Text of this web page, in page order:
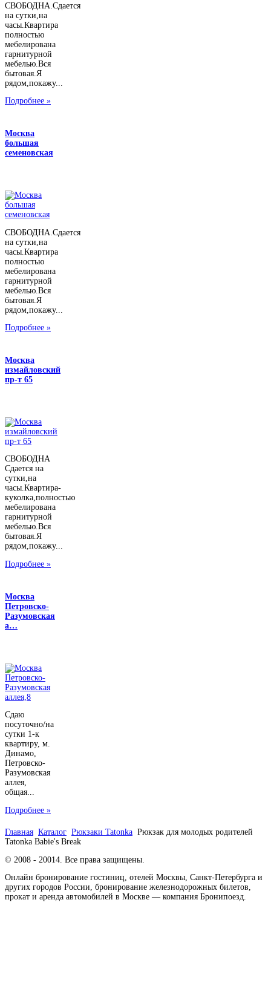
СВОБОДНА.Сдается
на сутки,на
часы.Квартира
полностью
мебелирована
гарнитурной
мебелью.Вся
бытовая.Я
рядом,покажу...
Подробнее »
Москва
большая
семеновская
СВОБОДНА.Сдается
на сутки,на
часы.Квартира
полностью
мебелирована
гарнитурной
мебелью.Вся
бытовая.Я
рядом,покажу...
Подробнее »
Москва
измайловский
пр-т 65
СВОБОДНА
Сдается на
сутки,на
часы.Квартира-
куколка,полностью
мебелирована
гарнитурной
мебелью.Вся
бытовая.Я
рядом,покажу...
Подробнее »
Москва
Петровско-
Разумовская
а…
Сдаю
посуточно/на
сутки 1-к
квартиру, м.
Динамо,
Петровско-
Разумовская
аллея,
общая...
Подробнее »
Главная Каталог Рюкзаки Tatonka Рюкзак для молодых родителей
Tatonka Babie's Break
© 2008 - 20014. Все права защищены.
Онлайн бронирование гостиниц, отелей Москвы, Санкт-Петербурга и
других городов России, бронирование железнодорожных билетов,
прокат и аренда автомобилей в Москве — компания Бронипоезд.